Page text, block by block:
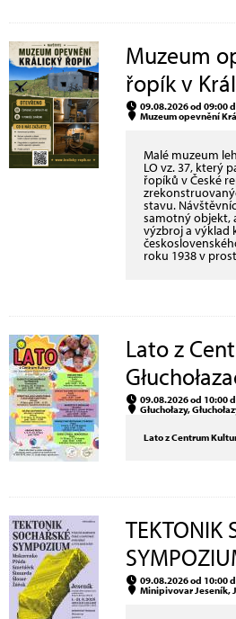
Muzeum
řopík v
09.08.2026 od 09:00
Muzeum opevnění
Malé muzeum
LO vz. 37, který
řopíků v České
stavu.
samotný objekt,
výzbroj a výklad
roku 1938 v
Lato z
09.08.2026 od 10:00
Głuchołazy,
Lato z Centrum
TEKTONIK
09.08.2026 od 10:00
Minipivovar Jeseník,